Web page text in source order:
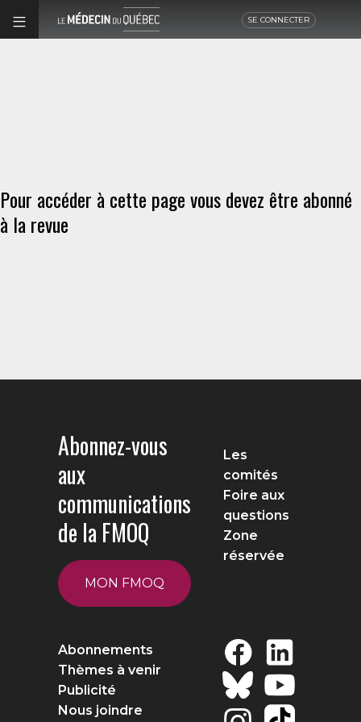
SE CONNECTER
Pour accéder à cette page vous devez être abonné
à la revue
Abonnez-vous
aux
communications
de la FMOQ
MON FMOQ
Les
comités
Foire aux
questions
Zone
réservée
Abonnements
Thèmes à venir
Publicité
Nous joindre